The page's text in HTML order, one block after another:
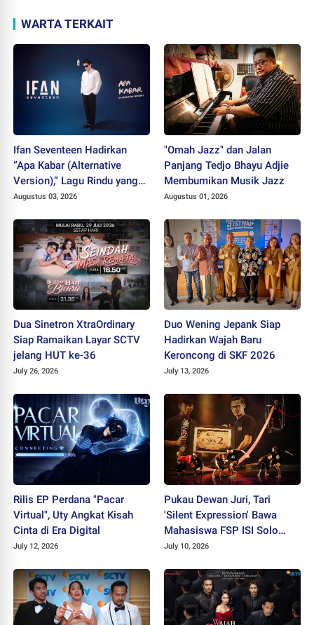
WARTA TERKAIT
Ifan Seventeen Hadirkan
“Apa Kabar (Alternative
Version),” Lagu Rindu yang
Belum Usai
Augustus 03, 2026
"Omah Jazz" dan Jalan
Panjang Tedjo Bhayu Adjie
Membumikan Musik Jazz
Augustus 01, 2026
Dua Sinetron XtraOrdinary
Siap Ramaikan Layar SCTV
jelang HUT ke-36
July 26, 2026
Duo Wening Jepank Siap
Hadirkan Wajah Baru
Keroncong di SKF 2026
July 13, 2026
Rilis EP Perdana "Pacar
Virtual", Uty Angkat Kisah
Cinta di Era Digital
July 12, 2026
Pukau Dewan Juri, Tari
'Silent Expression' Bawa
Mahasiswa FSP ISI Solo
Sabet Juara II PEKSIMIDA
July 10, 2026